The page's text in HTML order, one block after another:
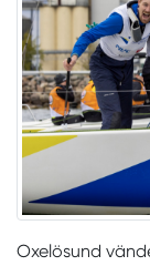
Oxelösund